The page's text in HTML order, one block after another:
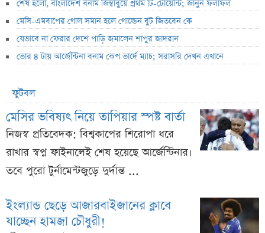
শেষ হলো, বাংলাদেশ বনাম জিম্বাবুয়ে প্রথম টি-টোয়েন্টি; জানুন ফলাফল
মেসি-এমবাপের গোল সমান হলে গোল্ডেন বুট জিতবেন কে
যেভাবে না ফেরার দেশে পাড়ি জমালেন শাপুর জাদরান
ভোর ৪ টায় আর্জেন্টিনা বনাম কেপ ভার্দে ম্যাচ; সরাসরি দেখন এখানে
ফুটবল
মেসির ভবিষ্যৎ নিয়ে তাপিয়ার স্পষ্ট বার্তা
নিজস্ব প্রতিবেদক: বিশ্বকাপের শিরোপা ধরে
রাখার স্বপ্ন ফাইনালেই শেষ হয়েছে আর্জেন্টিনার।
তবে পুরো টুর্নামেন্টজুড়ে দুর্দান্ত ...
ইংল্যান্ড ছেড়ে আজারবাইজানের ক্লাবে
যাচ্ছেন হামজা চৌধুরী!